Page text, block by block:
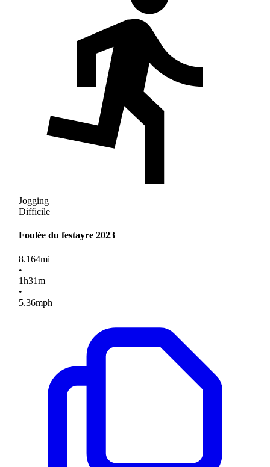
Jogging
Difficile
Foulée du festayre 2023
8.164mi
•
1h31m
•
5.36mph